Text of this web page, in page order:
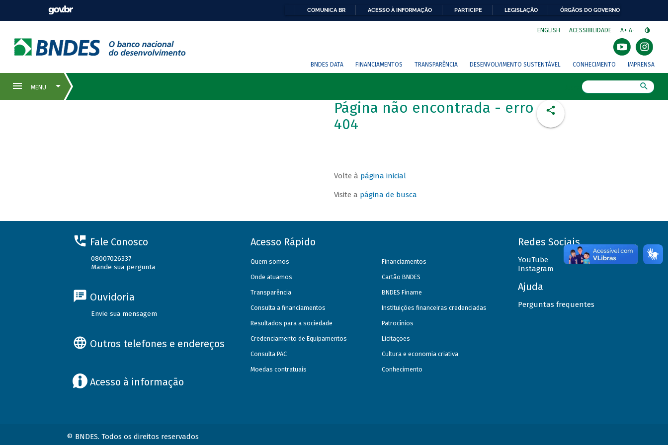
COMUNICA BR ACESSO À INFORMAÇÃO PARTICIPE LEGISLAÇÃO ÓRGÃOS DO GOVERNO
ENGLISH ACESSIBILIDADE A+ A-
BNDES DATA FINANCIAMENTOS TRANSPARÊNCIA DESENVOLVIMENTO SUSTENTÁVEL CONHECIMENTO IMPRENSA
Página não encontrada - erro
404
Volte à página inicial
Visite a página de busca
Fale Conosco
08007026337
Mande sua pergunta
Ouvidoria
Envie sua mensagem
Outros telefones e endereços
Acesso à informação
Acesso Rápido
Quem somos
Onde atuamos
Transparência
Consulta a financiamentos
Resultados para a sociedade
Credenciamento de Equipamentos
Consulta PAC
Moedas contratuais
Financiamentos
Cartão BNDES
BNDES Finame
Instituições financeiras credenciadas
Patrocínios
Licitações
Cultura e economia criativa
Conhecimento
Redes Sociais
YouTube
Instagram
Ajuda
Perguntas frequentes
© BNDES. Todos os direitos reservados